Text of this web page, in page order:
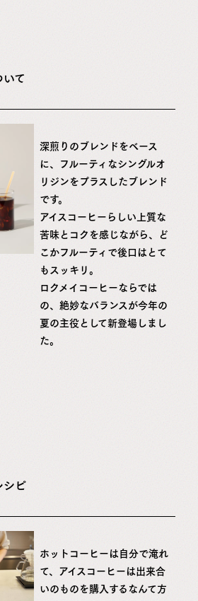
て
深煎りのブレンドをベース
に、フルーティなシングルオ
リジンをプラスしたブレンド
です。
アイスコーヒーらしい上質な
苦味とコクを感じながら、ど
こかフルーティで後口はとて
もスッキリ。
ロクメイコーヒーならでは
の、絶妙なバランスが今年の
夏の主役として新登場しまし
た。
シピ
ホットコーヒーは自分で淹れ
て、アイスコーヒーは出来合
いのものを購入するなんて方